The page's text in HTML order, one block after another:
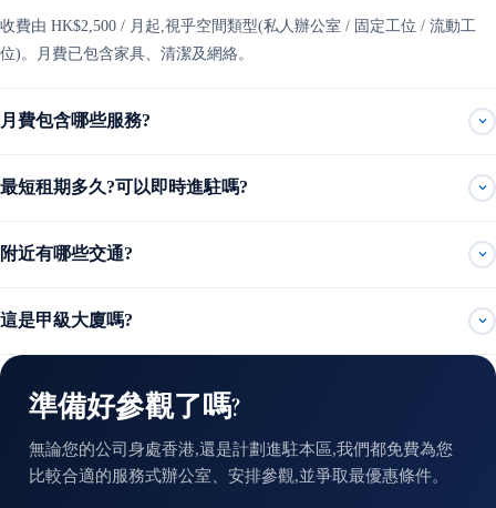
收費由 HK$2,500 / 月起,視乎空間類型(私人辦公室 / 固定工位 / 流動工
位)。月費已包含家具、清潔及網絡。
月費包含哪些服務?
最短租期多久?可以即時進駐嗎?
附近有哪些交通?
這是甲級大廈嗎?
準備好參觀了嗎?
無論您的公司身處香港,還是計劃進駐本區,我們都免費為您
比較合適的服務式辦公室、安排參觀,並爭取最優惠條件。